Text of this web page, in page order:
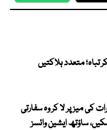
کی میز پر لا کر وہ سفارتی
ساؤتھ ایشین وائسز